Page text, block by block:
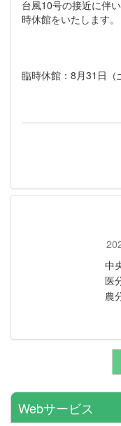
台風10号の接近に伴
時休館をいたします。
臨時休館：8月31日（
中
医
農
Webサービス